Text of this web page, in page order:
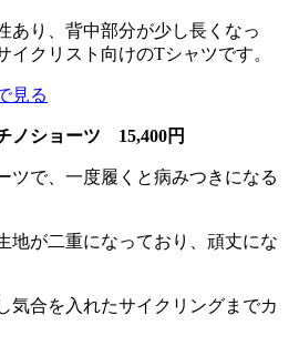
あり、背中部分が少し長くなっ
イクリスト向けのTシャツです。
見る
ショーツ 15,400円
ツで、一度履くと病みつきになる
地が二重になっており、頑丈にな
気合を入れたサイクリングまでカ